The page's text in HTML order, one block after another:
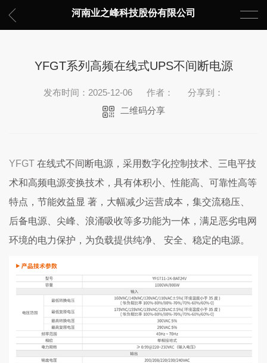
河南业之峰科技股份有限公司
YFGT系列高频在线式UPS不间断电源
发布时间：2025-12-06 作者：
分享到：
二维码分享
YFGT 在线式不间断电源，采用数字化控制技术、三电平技
术和高频电源变换技术，具有体积小、性能高、可靠性高等
特点，节能效益显 著，大幅减少运营成本，集交流稳压、
后备电源、尖峰、浪涌吸收等多功能为一体，满足恶劣电网
环境的电力保护，为负载提供纯净、 安全、稳定的电源。